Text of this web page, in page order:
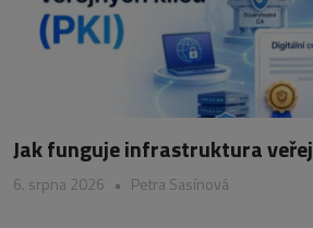
Jak funguje infrastruktura
6. srpna 2026 • Petra Sasínová